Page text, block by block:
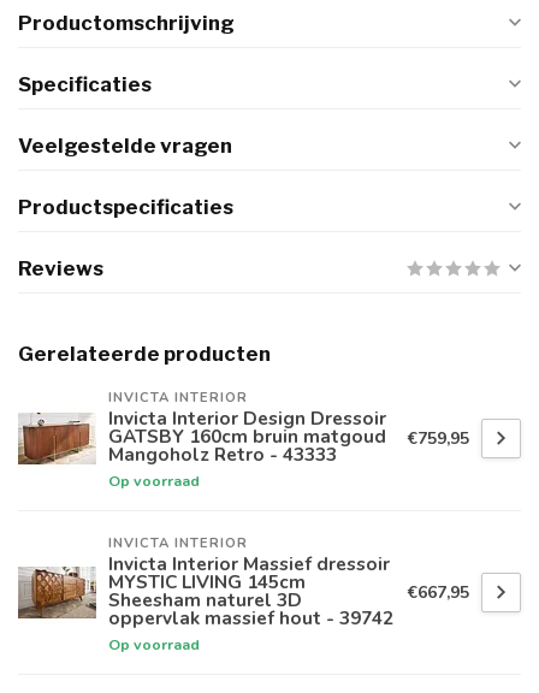
Productomschrijving
Specificaties
Veelgestelde vragen
Productspecificaties
Reviews
Gerelateerde producten
INVICTA INTERIOR
Invicta Interior Design Dressoir
GATSBY 160cm bruin matgoud
Mangoholz Retro - 43333
Op voorraad
€759,95
INVICTA INTERIOR
Invicta Interior Massief dressoir
MYSTIC LIVING 145cm
Sheesham naturel 3D
oppervlak massief hout - 39742
Op voorraad
€667,95